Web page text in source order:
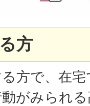
方
る方で、在
がみられ